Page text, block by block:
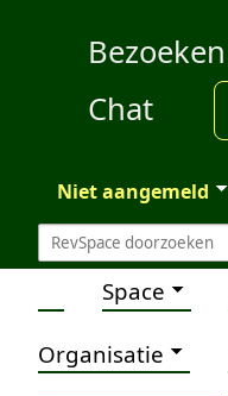
Bezoeken
Chat
Niet aangemeld
Space
Organisatie